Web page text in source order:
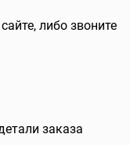
либо звоните
заказа